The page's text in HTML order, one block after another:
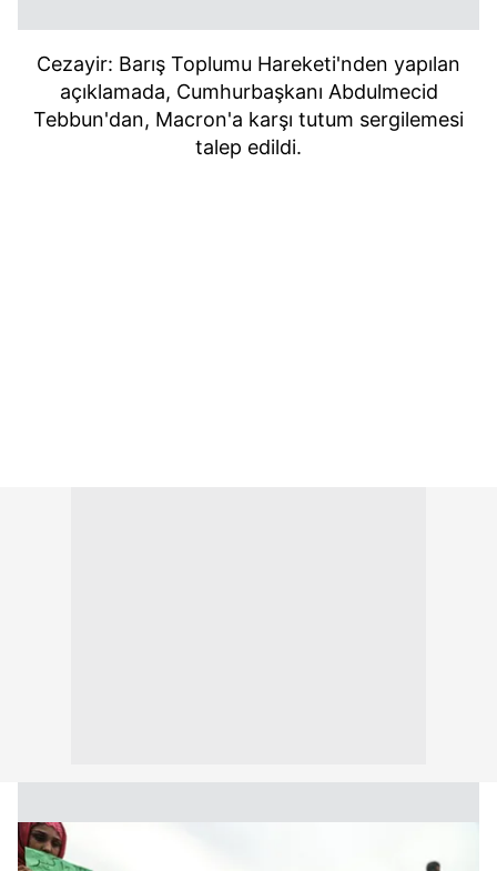
Cezayir: Barış Toplumu Hareketi'nden yapılan
açıklamada, Cumhurbaşkanı Abdulmecid
Tebbun'dan, Macron'a karşı tutum sergilemesi
talep edildi.